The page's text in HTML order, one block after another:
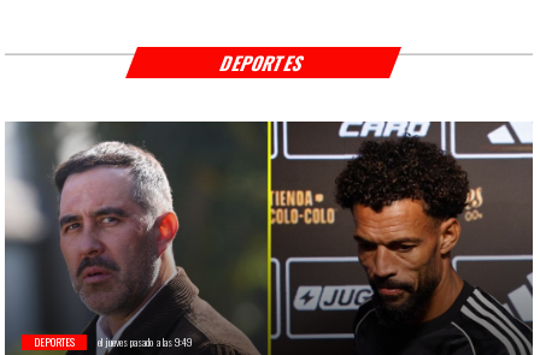
DEPORTES el jueves pasado a las 9:49
DEPORTES